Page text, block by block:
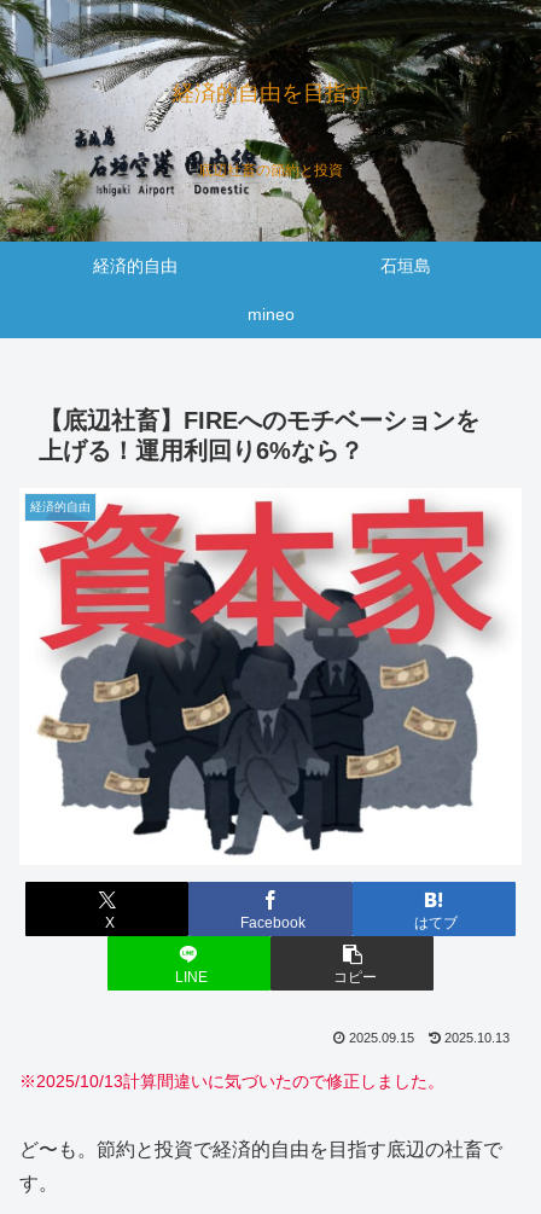
経済的自由を目指す
底辺社畜の節約と投資
経済的自由 石垣島
mineo
【底辺社畜】FIREへのモチベーションを
上げる！運用利回り6%なら？
経済的自由
X Facebook はてブ
LINE コピー
2025.09.15 2025.10.13
※2025/10/13計算間違いに気づいたので修正しました。
ど〜も。節約と投資で経済的自由を目指す底辺の社畜で
す。